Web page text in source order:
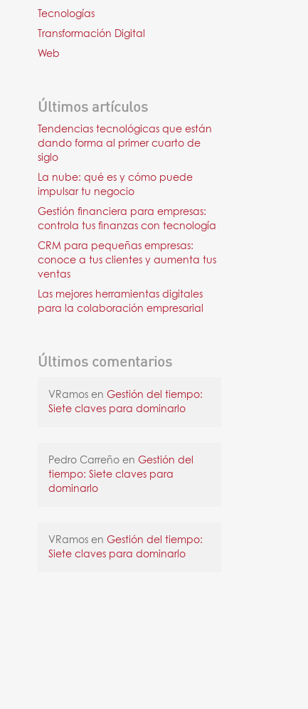
Tecnologías
Transformación Digital
Web
Últimos artículos
Tendencias tecnológicas que están
dando forma al primer cuarto de
siglo
La nube: qué es y cómo puede
impulsar tu negocio
Gestión financiera para empresas:
controla tus finanzas con tecnología
CRM para pequeñas empresas:
conoce a tus clientes y aumenta tus
ventas
Las mejores herramientas digitales
para la colaboración empresarial
Últimos comentarios
VRamosen Gestión del tiempo:
Siete claves para dominarlo
Pedro Carreñoen Gestión del
tiempo: Siete claves para
dominarlo
VRamosen Gestión del tiempo:
Siete claves para dominarlo